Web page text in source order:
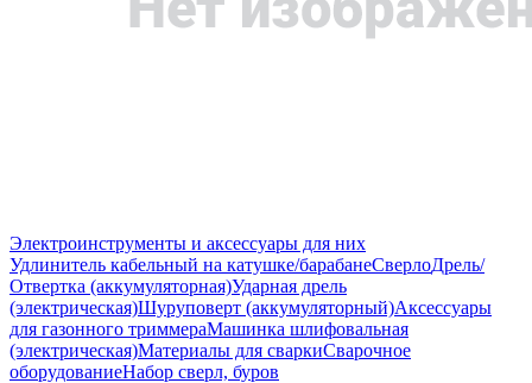
Электроинструменты и аксессуары для них
Удлинитель кабельный на катушке/барабанеСверлоДрель/
Отвертка (аккумуляторная)Ударная дрель
(электрическая)Шуруповерт (аккумуляторный)Аксессуары
для газонного триммераМашинка шлифовальная
(электрическая)Материалы для сваркиСварочное
оборудованиеНабор сверл, буров